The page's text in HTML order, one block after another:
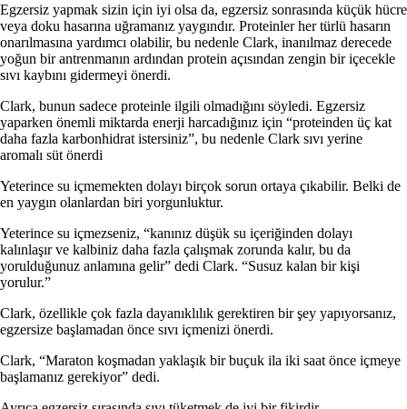
Egzersiz yapmak sizin için iyi olsa da, egzersiz sonrasında küçük hücre
veya doku hasarına uğramanız yaygındır. Proteinler her türlü hasarın
onarılmasına yardımcı olabilir, bu nedenle Clark, inanılmaz derecede
yoğun bir antrenmanın ardından protein açısından zengin bir içecekle
sıvı kaybını gidermeyi önerdi.
Clark, bunun sadece proteinle ilgili olmadığını söyledi. Egzersiz
yaparken önemli miktarda enerji harcadığınız için “proteinden üç kat
daha fazla karbonhidrat istersiniz”, bu nedenle Clark sıvı yerine
aromalı süt önerdi
Yeterince su içmemekten dolayı birçok sorun ortaya çıkabilir. Belki de
en yaygın olanlardan biri yorgunluktur.
Yeterince su içmezseniz, “kanınız düşük su içeriğinden dolayı
kalınlaşır ve kalbiniz daha fazla çalışmak zorunda kalır, bu da
yorulduğunuz anlamına gelir” dedi Clark. “Susuz kalan bir kişi
yorulur.”
Clark, özellikle çok fazla dayanıklılık gerektiren bir şey yapıyorsanız,
egzersize başlamadan önce sıvı içmenizi önerdi.
Clark, “Maraton koşmadan yaklaşık bir buçuk ila iki saat önce içmeye
başlamanız gerekiyor” dedi.